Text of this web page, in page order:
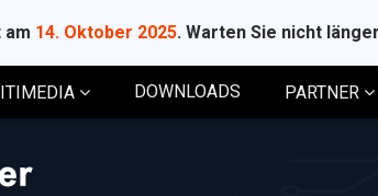
am 14. Oktober 2025. Warten Sie nicht
DOWNLOADS PARTNER